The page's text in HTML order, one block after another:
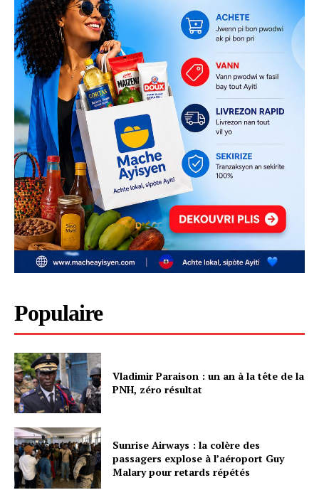
Populaire
Vladimir Paraison : un an à la tête de la
PNH, zéro résultat
Sunrise Airways : la colère des
passagers explose à l’aéroport Guy
Malary pour retards répétés